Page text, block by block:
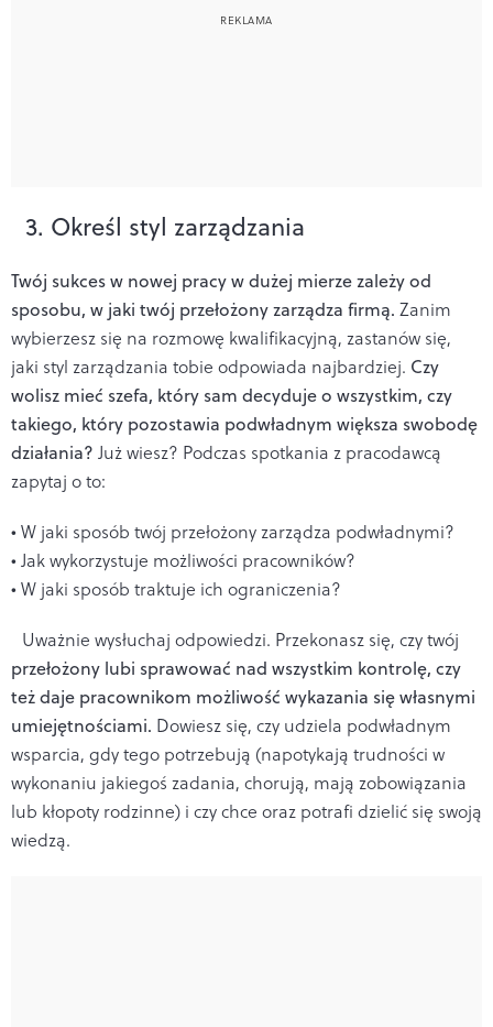
3. Określ styl zarządzania
Twój sukces w nowej pracy w dużej mierze zależy od
sposobu, w jaki twój przełożony zarządza firmą. Zanim
wybierzesz się na rozmowę kwalifikacyjną, zastanów się,
jaki styl zarządzania tobie odpowiada najbardziej. Czy
wolisz mieć szefa, który sam decyduje o wszystkim, czy
takiego, który pozostawia podwładnym większa swobodę
działania? Już wiesz? Podczas spotkania z pracodawcą
zapytaj o to:
• W jaki sposób twój przełożony zarządza podwładnymi?
• Jak wykorzystuje możliwości pracowników?
• W jaki sposób traktuje ich ograniczenia?
Uważnie wysłuchaj odpowiedzi. Przekonasz się, czy twój
przełożony lubi sprawować nad wszystkim kontrolę, czy
też daje pracownikom możliwość wykazania się własnymi
umiejętnościami. Dowiesz się, czy udziela podwładnym
wsparcia, gdy tego potrzebują (napotykają trudności w
wykonaniu jakiegoś zadania, chorują, mają zobowiązania
lub kłopoty rodzinne) i czy chce oraz potrafi dzielić się swoją
wiedzą.